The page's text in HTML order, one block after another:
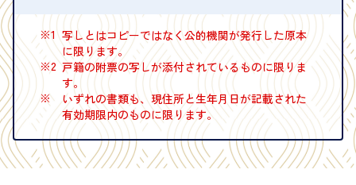
※1 写しとはコピーではなく公的機関が発行した原本
に限ります。
※2 戸籍の附票の写しが添付されているものに限りま
す。
※
いずれの書類も、現住所と生年月日が記載された
有効期限内のものに限ります。